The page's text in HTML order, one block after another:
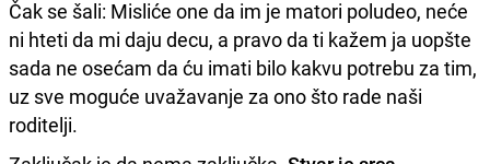
Čak se šali: Misliće one da im je matori poludeo, neće
ni hteti da mi daju decu, a pravo da ti kažem ja uopšte
sada ne osećam da ću imati bilo kakvu potrebu za tim,
uz sve moguće uvažavanje za ono što rade naši
roditelji.